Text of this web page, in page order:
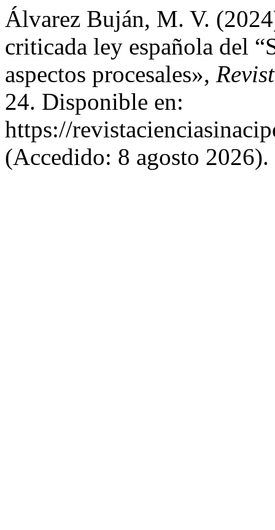
Álvarez Buján, M. V.
criticada ley española del
aspectos procesales»,
24. Disponible en:
https://
(Accedido: 8 agosto 2026).